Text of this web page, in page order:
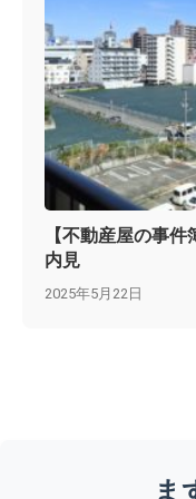
【不動産屋の事
内見
2025年5月22日
ま